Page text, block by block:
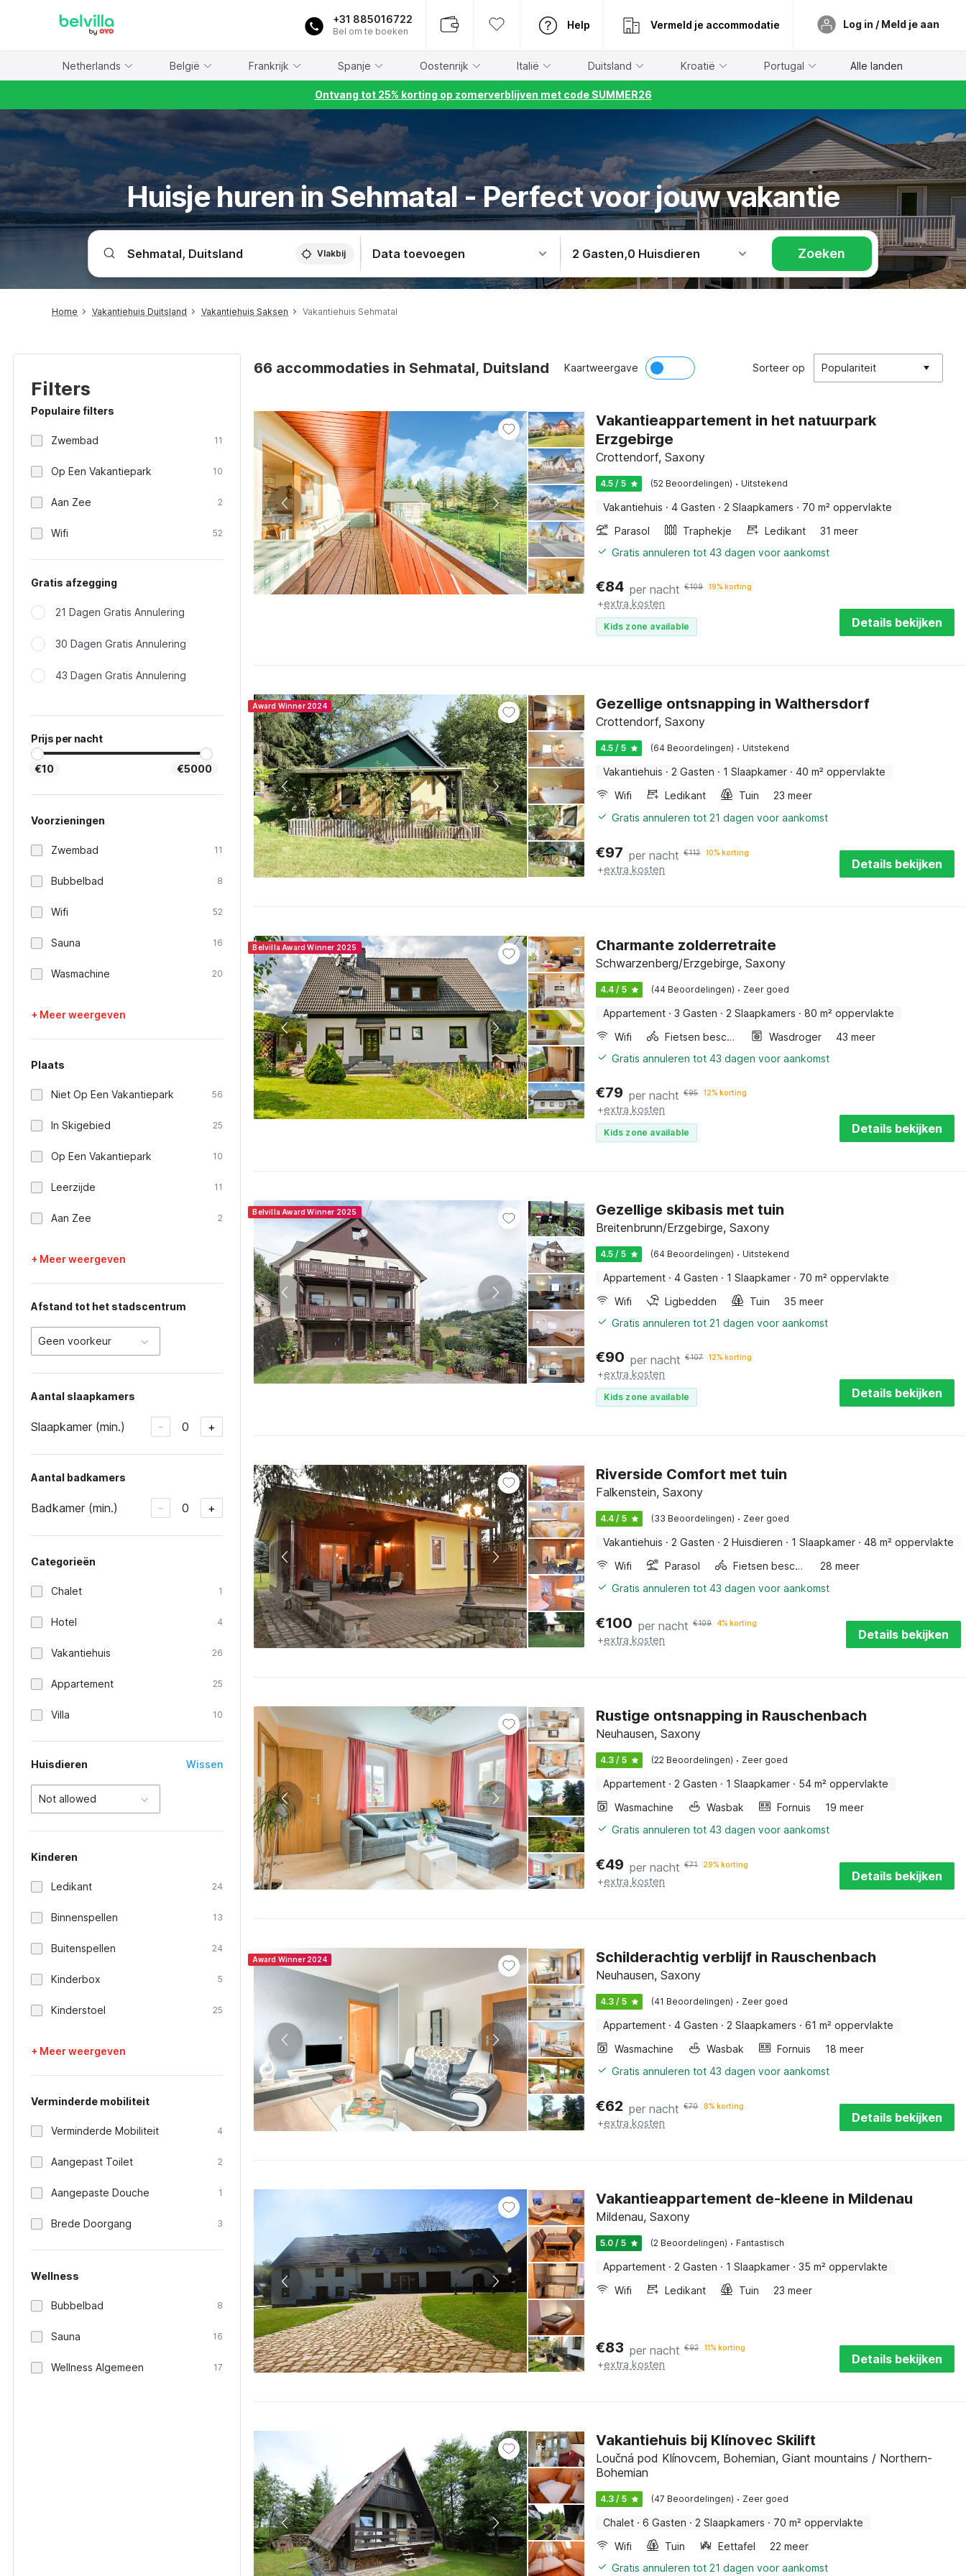
+31 885016722
Bel om te boeken
Help Vermeld je accommodatie Log in / Meld je aan
Netherlands België Frankrijk Spanje Oostenrijk Italië Duitsland Kroatië Portugal Alle landen
Ontvang tot 25% korting op zomerverblijven met code SUMMER26
Huisje huren in Sehmatal - Perfect voor jouw vakantie
Vlakbij Data toevoegen 2 Gasten,0 Huisdieren Zoeken
Home Vakantiehuis Duitsland Vakantiehuis Saksen Vakantiehuis Sehmatal
Filters
Populaire filters
Zwembad 11
Op Een Vakantiepark 10
Aan Zee 2
Wifi 52
Gratis afzegging
21 Dagen Gratis Annulering
30 Dagen Gratis Annulering
43 Dagen Gratis Annulering
Prijs per nacht
€10 €5000
Voorzieningen
Zwembad 11
Bubbelbad 8
Wifi 52
Sauna 16
Wasmachine 20
+ Meer weergeven
Plaats
Niet Op Een Vakantiepark 56
In Skigebied 25
Op Een Vakantiepark 10
Leerzijde 11
Aan Zee 2
+ Meer weergeven
Afstand tot het stadscentrum
Geen voorkeur
Aantal slaapkamers
Slaapkamer (min.) - 0 +
Aantal badkamers
Badkamer (min.) - 0 +
Categorieën
Chalet 1
Hotel 4
Vakantiehuis 26
Appartement 25
Villa 10
Huisdieren Wissen
Not allowed
Kinderen
Ledikant 24
Binnenspellen 13
Buitenspellen 24
Kinderbox 5
Kinderstoel 25
+ Meer weergeven
Verminderde mobiliteit
Verminderde Mobiliteit 4
Aangepast Toilet 2
Aangepaste Douche 1
Brede Doorgang 3
Wellness
Bubbelbad 8
Sauna 16
Wellness Algemeen 17
66 accommodaties in Sehmatal, Duitsland Kaartweergave Sorteer op Populariteit
Vakantieappartement in het natuurpark
Erzgebirge
Crottendorf, Saxony
4.5 / 5 (52 Beoordelingen) · Uitstekend
Vakantiehuis · 4 Gasten · 2 Slaapkamers · 70 m² oppervlakte
Parasol
Traphekje Ledikant
31 meer
Gratis annuleren tot 43 dagen voor aankomst
€84 per nacht €109 19% korting
+extra kosten
Kids zone available Details bekijken
Award Winner 2024 Gezellige ontsnapping in Walthersdorf
Crottendorf, Saxony
4.5 / 5 (64 Beoordelingen) · Uitstekend
Vakantiehuis · 2 Gasten · 1 Slaapkamer · 40 m² oppervlakte
Wifi
Ledikant Tuin
23 meer
Gratis annuleren tot 21 dagen voor aankomst
€97 per nacht €113 10% korting
+extra kosten Details bekijken
Belvilla Award Winner 2025 Charmante zolderretraite
Schwarzenberg/Erzgebirge, Saxony
4.4 / 5 (44 Beoordelingen) · Zeer goed
Appartement · 3 Gasten · 2 Slaapkamers · 80 m² oppervlakte
Wifi
Fietsen beschikbaar Wasdroger
43 meer
Gratis annuleren tot 43 dagen voor aankomst
€79 per nacht €95 12% korting
+extra kosten
Kids zone available Details bekijken
Belvilla Award Winner 2025 Gezellige skibasis met tuin
Breitenbrunn/Erzgebirge, Saxony
4.5 / 5 (64 Beoordelingen) · Uitstekend
Appartement · 4 Gasten · 1 Slaapkamer · 70 m² oppervlakte
Wifi
Ligbedden Tuin
35 meer
Gratis annuleren tot 21 dagen voor aankomst
€90 per nacht €107 12% korting
+extra kosten
Kids zone available Details bekijken
Riverside Comfort met tuin
Falkenstein, Saxony
4.4 / 5 (33 Beoordelingen) · Zeer goed
Vakantiehuis · 2 Gasten · 2 Huisdieren · 1 Slaapkamer · 48 m² oppervlakte
Wifi
Parasol Fietsen beschikbaar
28 meer
Gratis annuleren tot 43 dagen voor aankomst
€100 per nacht €109 4% korting
+extra kosten Details bekijken
Rustige ontsnapping in Rauschenbach
Neuhausen, Saxony
4.3 / 5 (22 Beoordelingen) · Zeer goed
Appartement · 2 Gasten · 1 Slaapkamer · 54 m² oppervlakte
Wasmachine
Wasbak Fornuis
19 meer
Gratis annuleren tot 43 dagen voor aankomst
€49 per nacht €71 29% korting
+extra kosten Details bekijken
Award Winner 2024 Schilderachtig verblijf in Rauschenbach
Neuhausen, Saxony
4.3 / 5 (41 Beoordelingen) · Zeer goed
Appartement · 4 Gasten · 2 Slaapkamers · 61 m² oppervlakte
Wasmachine
Wasbak Fornuis
18 meer
Gratis annuleren tot 43 dagen voor aankomst
€62 per nacht €70 8% korting
+extra kosten Details bekijken
Vakantieappartement de-kleene in Mildenau
Mildenau, Saxony
5.0 / 5 (2 Beoordelingen) · Fantastisch
Appartement · 2 Gasten · 1 Slaapkamer · 35 m² oppervlakte
Wifi
Ledikant Tuin 23 meer
€83 per nacht €92 11% korting
+extra kosten Details bekijken
Vakantiehuis bij Klínovec Skilift
Loučná pod Klínovcem, Bohemian, Giant mountains / Northern-
Bohemian
4.3 / 5 (47 Beoordelingen) · Zeer goed
Chalet · 6 Gasten · 2 Slaapkamers · 70 m² oppervlakte
Wifi
Tuin Eettafel
22 meer
Gratis annuleren tot 21 dagen voor aankomst